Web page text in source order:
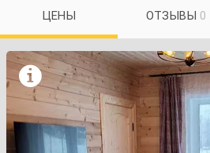
ЦЕНЫ ОТЗЫВЫ 0
